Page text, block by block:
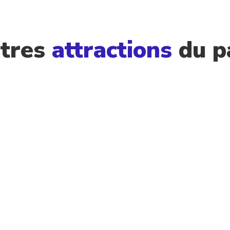
attractions du